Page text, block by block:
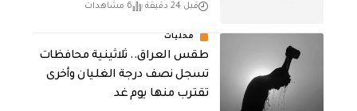
قبل 24 دقيقة 6 مشاهدات
محليات
طقس العراق.. ثلاثينية محافظات
تسجل نصف درجة الغليان وأخرى
تقترب منها يوم غد